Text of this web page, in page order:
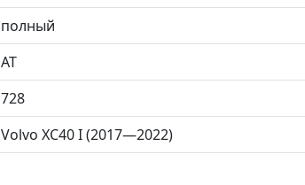
полный
AT
728
Volvo XC40 I (2017—2022)